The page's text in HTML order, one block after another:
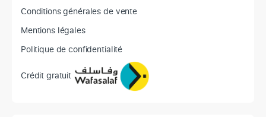
Conditions générales de vente
Mentions légales
Politique de confidentialité
Crédit gratuit